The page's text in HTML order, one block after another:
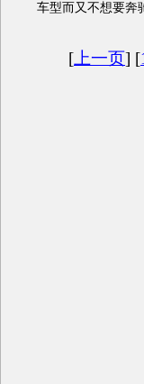
车型而又不想要奔
[ 上一页] [